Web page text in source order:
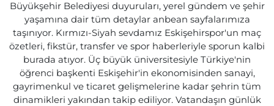
Büyükşehir Belediyesi duyuruları, yerel gündem ve şehir
yaşamına dair tüm detaylar anbean sayfalarımıza
taşınıyor. Kırmızı-Siyah sevdamız Eskişehirspor'un maç
özetleri, fikstür, transfer ve spor haberleriyle sporun kalbi
burada atıyor. Üç büyük üniversitesiyle Türkiye'nin
öğrenci başkenti Eskişehir'in ekonomisinden sanayi,
gayrimenkul ve ticaret gelişmelerine kadar şehrin tüm
dinamikleri yakından takip ediliyor. Vatandaşın günlük